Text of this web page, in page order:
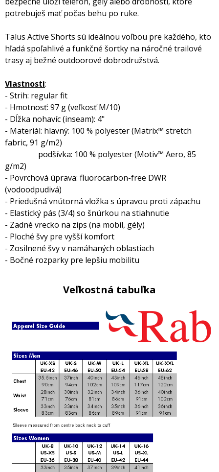
potrebuješ mať počas behu po ruke.
Talus Active Shorts sú ideálnou voľbou pre každého, kto
hľadá spoľahlivé a funkčné šortky na náročné trailové
trasy aj bežné outdoorové dobrodružstvá.
Vlastnosti:
- Strih: regular fit
- Hmotnosť: 97 g (veľkosť M/10)
- Dĺžka nohavíc (inseam): 4"
- Materiál: hlavný: 100 % polyester (Matrix™ stretch
fabric, 91 g/m2)
podšívka: 100 % polyester (Motiv™ Aero, 85
g/m2)
- Povrchová úprava: fluorocarbon-free DWR
(vodoodpudivá)
- Priedušná vnútorná vložka s úpravou proti zápachu
- Elastický pás (3/4) so šnúrkou na stiahnutie
- Zadné vrecko na zips (na mobil, gély)
- Ploché švy pre vyšší komfort
- Zosilnené švy v namáhaných oblastiach
- Bočné rozparky pre lepšiu mobilitu
Veľkostná tabuľka